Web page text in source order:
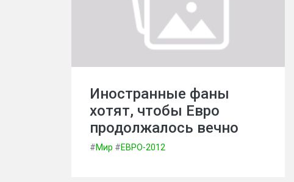
Иностранные фаны
хотят, чтобы Евро
продолжалось вечно
#Мир #ЕВРО-2012